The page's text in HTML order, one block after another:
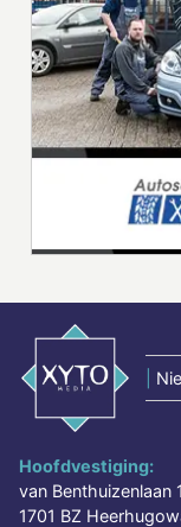
Hoofdvestiging:
van Benthuizenlaan 1
1701 BZ